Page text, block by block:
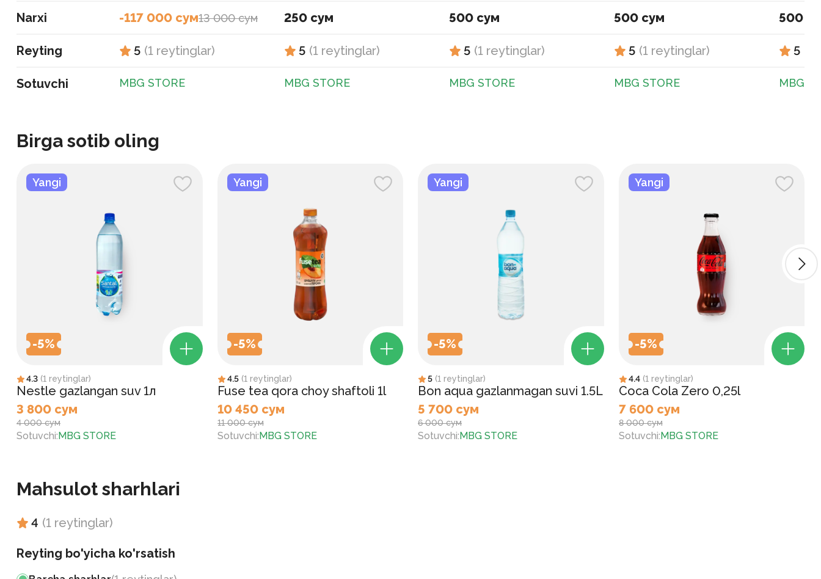
Narxi
Reyting
Sotuvchi
-117 000 сум13 000 сум
5 (1 reytinglar)
MBG STORE
250 сум
5 (1 reytinglar)
MBG STORE
500 сум
5 (1 reytinglar)
MBG STORE
500 сум
5 (1 reytinglar)
MBG STORE
500
5
MBG
Birga sotib oling
-5%
Yangi
4.3 (1 reytinglar)
Nestle gazlangan suv 1л
3 800 сум
4 000 сум
Sotuvchi:MBG STORE
-5%
Yangi
4.5 (1 reytinglar)
Fuse tea qora choy shaftoli 1l
10 450 сум
11 000 сум
Sotuvchi:MBG STORE
-5%
Yangi
5 (1 reytinglar)
Bon aqua gazlanmagan suvi 1.5L
5 700 сум
6 000 сум
Sotuvchi:MBG STORE
-5%
Yangi
4.4 (1 reytinglar)
Coca Cola Zero 0,25l
7 600 сум
8 000 сум
Sotuvchi:MBG STORE
Mahsulot sharhlari
4 (1 reytinglar)
Reyting bo'yicha ko'rsatish